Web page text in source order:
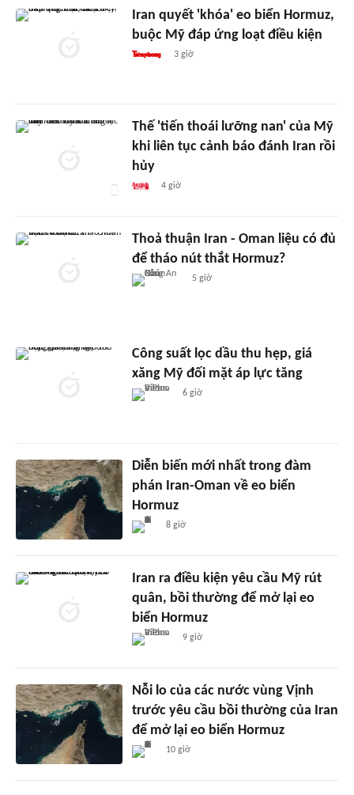
Iran quyết 'khóa' eo biển Hormuz,
buộc Mỹ đáp ứng loạt điều kiện
3 giờ
Thế 'tiến thoái lưỡng nan' của Mỹ
khi liên tục cảnh báo đánh Iran rồi
hủy
4 giờ
Thoả thuận Iran - Oman liệu có đủ
để tháo nút thắt Hormuz?
5 giờ
Công suất lọc dầu thu hẹp, giá
xăng Mỹ đối mặt áp lực tăng
6 giờ
Diễn biến mới nhất trong đàm
phán Iran-Oman về eo biển
Hormuz
8 giờ
Iran ra điều kiện yêu cầu Mỹ rút
quân, bồi thường để mở lại eo
biển Hormuz
9 giờ
Nỗi lo của các nước vùng Vịnh
trước yêu cầu bồi thường của Iran
để mở lại eo biển Hormuz
10 giờ